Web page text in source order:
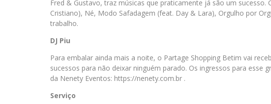
Fred & Gustavo, traz músicas que praticamente já são um
Cristiano), Né, Modo Safadagem (feat. Day & Lara), Orgulho por
trabalho.
DJ Piu
Para embalar ainda mais a noite, o Partage Shopping Betim vai
sucessos para não deixar ninguém parado. Os ingressos para esse
da Nenety Eventos: https://nenety.com.br .
Serviço